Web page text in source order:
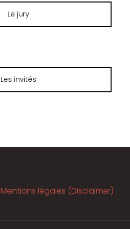
Le jury
Les invités
Mentions légales (Disclaimer)